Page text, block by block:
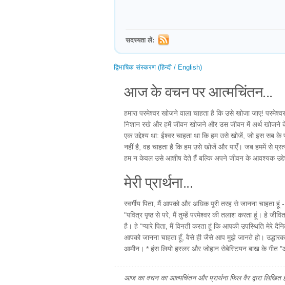
सदस्यता लें:
द्विभाषिक संस्करण (हिन्दी / English)
आज के वचन पर आत्मचिंतन...
हमारा परमेश्वर खोजने वाला चाहता है कि उसे खोजा जाए!
निशान रखे और हमें जीवन खोजने और उस जीवन में अर्थ खोजने
एक उद्देश्य था: ईश्वर चाहता था कि हम उसे खोजें, जो इस सब के
नहीं है, वह चाहता है कि हम उसे खोजें और पाएँ। जब हममें से
हम न केवल उसे आशीष देते हैं बल्कि अपने जीवन के आवश्यक
मेरी प्रार्थना...
स्वर्गीय पिता, मैं आपको और अधिक पूरी तरह से जानना चाहता
"पवित्र पृष्ठ से परे, मैं तुम्हें परमेश्वर की तलाश करता हूं। हे
है। हे "प्यारे पिता, मैं विनती करता हूं कि आपकी उपस्थिति मेरे
आपको जानना चाहता हूँ, वैसे ही जैसे आप मुझे जानते हो।
आमीन। * हंस लियो हस्लर और जोहान सेबेस्टियन बाख के
आज का वचन का आत्मचिंतन और प्रार्थना फिल वैर द्वारा लिखित